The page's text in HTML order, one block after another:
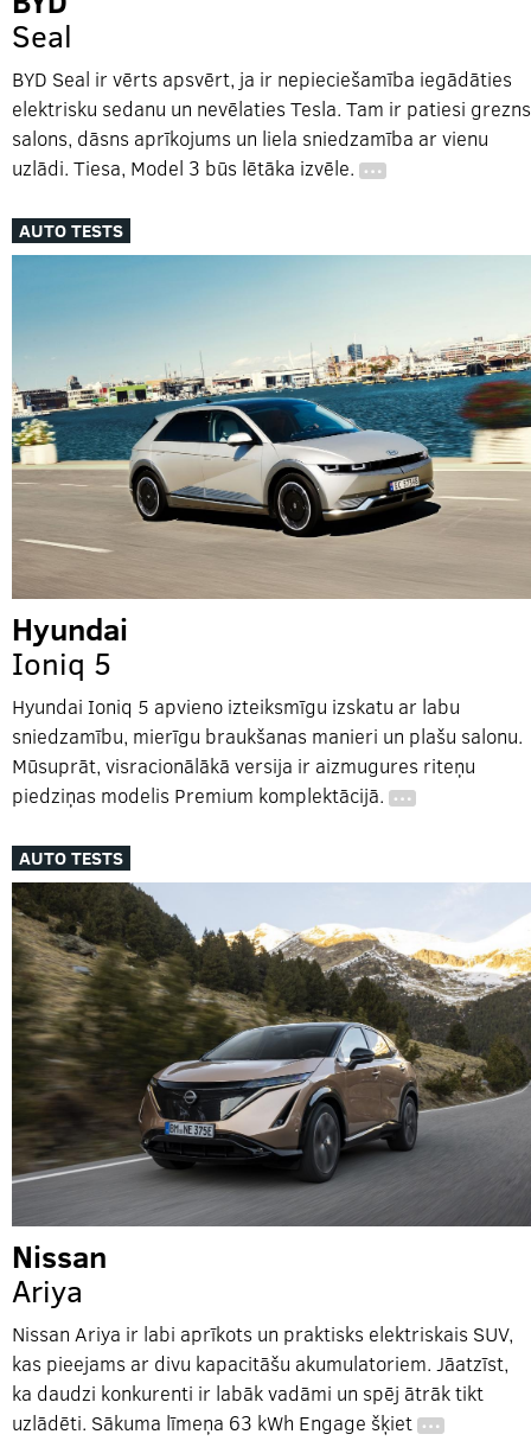
Seal
BYD Seal ir vērts apsvērt, ja ir nepieciešamība iegādāties
elektrisku sedanu un nevēlaties Tesla. Tam ir patiesi grezns
salons, dāsns aprīkojums un liela sniedzamība ar vienu
uzlādi. Tiesa, Model 3 būs lētāka izvēle. …
AUTO TESTS
Hyundai
Ioniq 5
Hyundai Ioniq 5 apvieno izteiksmīgu izskatu ar labu
sniedzamību, mierīgu braukšanas manieri un plašu salonu.
Mūsuprāt, visracionālākā versija ir aizmugures riteņu
piedziņas modelis Premium komplektācijā. …
AUTO TESTS
Nissan
Ariya
Nissan Ariya ir labi aprīkots un praktisks elektriskais SUV,
kas pieejams ar divu kapacitāšu akumulatoriem. Jāatzīst,
ka daudzi konkurenti ir labāk vadāmi un spēj ātrāk tikt
uzlādēti. Sākuma līmeņa 63 kWh Engage šķiet …